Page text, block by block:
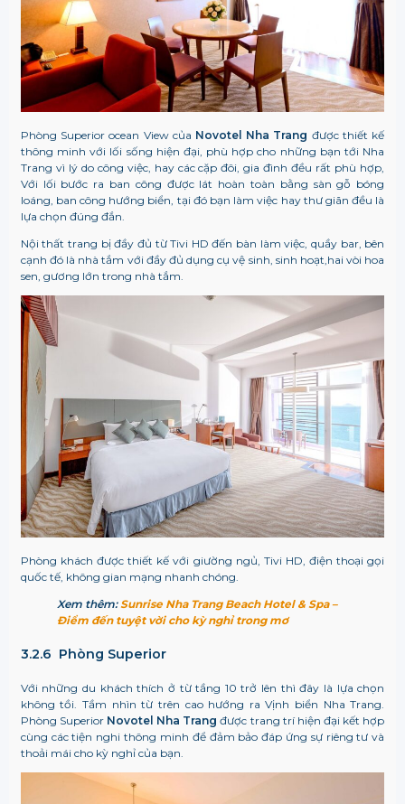
Phòng Superior ocean View của Novotel Nha Trang được thiết kế
thông minh với lối sống hiện đại, phù hợp cho những bạn tới Nha
Trang vì lý do công việc, hay các cặp đôi, gia đình đều rất phù hợp,
Với lối bước ra ban công được lát hoàn toàn bằng sàn gỗ bóng
loáng, ban công hướng biển, tại đó bạn làm việc hay thư giãn đều là
lựa chọn đúng đắn.
Nội thất trang bị đầy đủ từ Tivi HD đến bàn làm việc, quầy bar, bên
cạnh đó là nhà tắm với đầy đủ dụng cụ vệ sinh, sinh hoạt,hai vòi hoa
sen, gương lớn trong nhà tắm.
Phòng khách được thiết kế với giường ngủ, Tivi HD, điện thoại gọi
quốc tế, không gian mạng nhanh chóng.
Xem thêm:Sunrise Nha Trang Beach Hotel & Spa –
Điểm đến tuyệt vời cho kỳ nghỉ trong mơ
3.2.6 Phòng Superior
Với những du khách thích ở từ tầng 10 trở lên thì đây là lựa chọn
không tồi. Tầm nhìn từ trên cao hướng ra Vịnh biển Nha Trang.
Phòng Superior Novotel Nha Trangđược trang trí hiện đại kết hợp
cùng các tiện nghi thông minh để đảm bảo đáp ứng sự riêng tư và
thoải mái cho kỳ nghỉ của bạn.